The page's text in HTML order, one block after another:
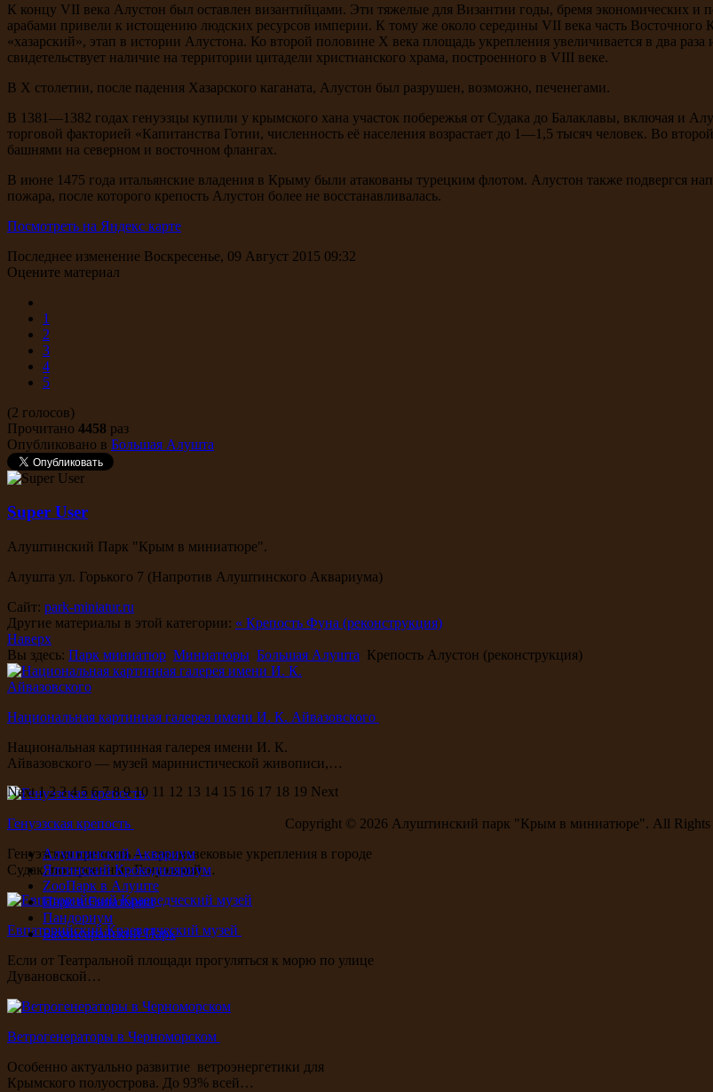
К концу VII века Алустон был оставлен византийцами. Эти тяжелые для Византии годы, бремя экономических
арабами привели к истощению людских ресурсов империи. К тому же около середины VII века часть Восточного
«хазарский», этап в истории Алустона. Ко второй половине X века площадь укрепления увеличивается в два
свидетельствует наличие на территории цитадели христианского храма, построенного в VIII веке.
В X столетии, после падения Хазарского каганата, Алустон был разрушен, возможно, печенегами.
В 1381—1382 годах генуэзцы купили у крымского хана участок побережья от Судака до Балаклавы, включая и
торговой факторией «Капитанства Готии, численность её населения возрастает до 1—1,5 тысяч человек. Во
башнями на северном и восточном флангах.
В июне 1475 года итальянские владения в Крыму были атакованы турецким флотом. Алустон также подвергся
пожара, после которого крепость Алустон более не восстанавливалась.
Посмотреть на Яндекс карте
Последнее изменение Воскресенье, 09 Август 2015 09:32
Оцените материал
1
2
3
4
5
(2 голосов)
Прочитано 4458 раз
Опубликовано в Большая Алушта
Super User
Алуштинский Парк "Крым в миниатюре".
Алушта ул. Горького 7 (Напротив Алуштинского Аквариума)
Сайт: park-miniatur.ru
Другие материалы в этой категории: « Крепость Фуна (реконструкция)
Наверх
Вы здесь: Парк миниатюр Миниатюры Большая Алушта Крепость Алустон (реконструкция)
Национальная картинная галерея имени И. К. Айвазовского
Национальная картинная галерея имени И. К.
Айвазовского — музей маринистической живописи,…
Генуэзская крепость
Генуэзская крепость — средневековые укрепления в городе
Судак, построенные Генуэзской…
Евпаторийский Краеведческий музей
Если от Театральной площади прогуляться к морю по улице
Дувановской…
Ветрогенераторы в Черноморском
Особенно актуально развитие ветроэнергетики для
Крымского полуострова. До 93% всей…
Next12345678910 11 12 13 14 15 16 17 18 19 Next
Copyright © 2026 Алуштинский парк "Крым в миниатюре". All Rights
Алуштинский Аквариум
Ялтинский Крокодиляриум
ZooПарк в Алуште
Парк в Евпатории
Пандориум
Бахчисарайский Парк